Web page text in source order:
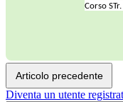
Corso
Articolo precedente
Diventa un utente